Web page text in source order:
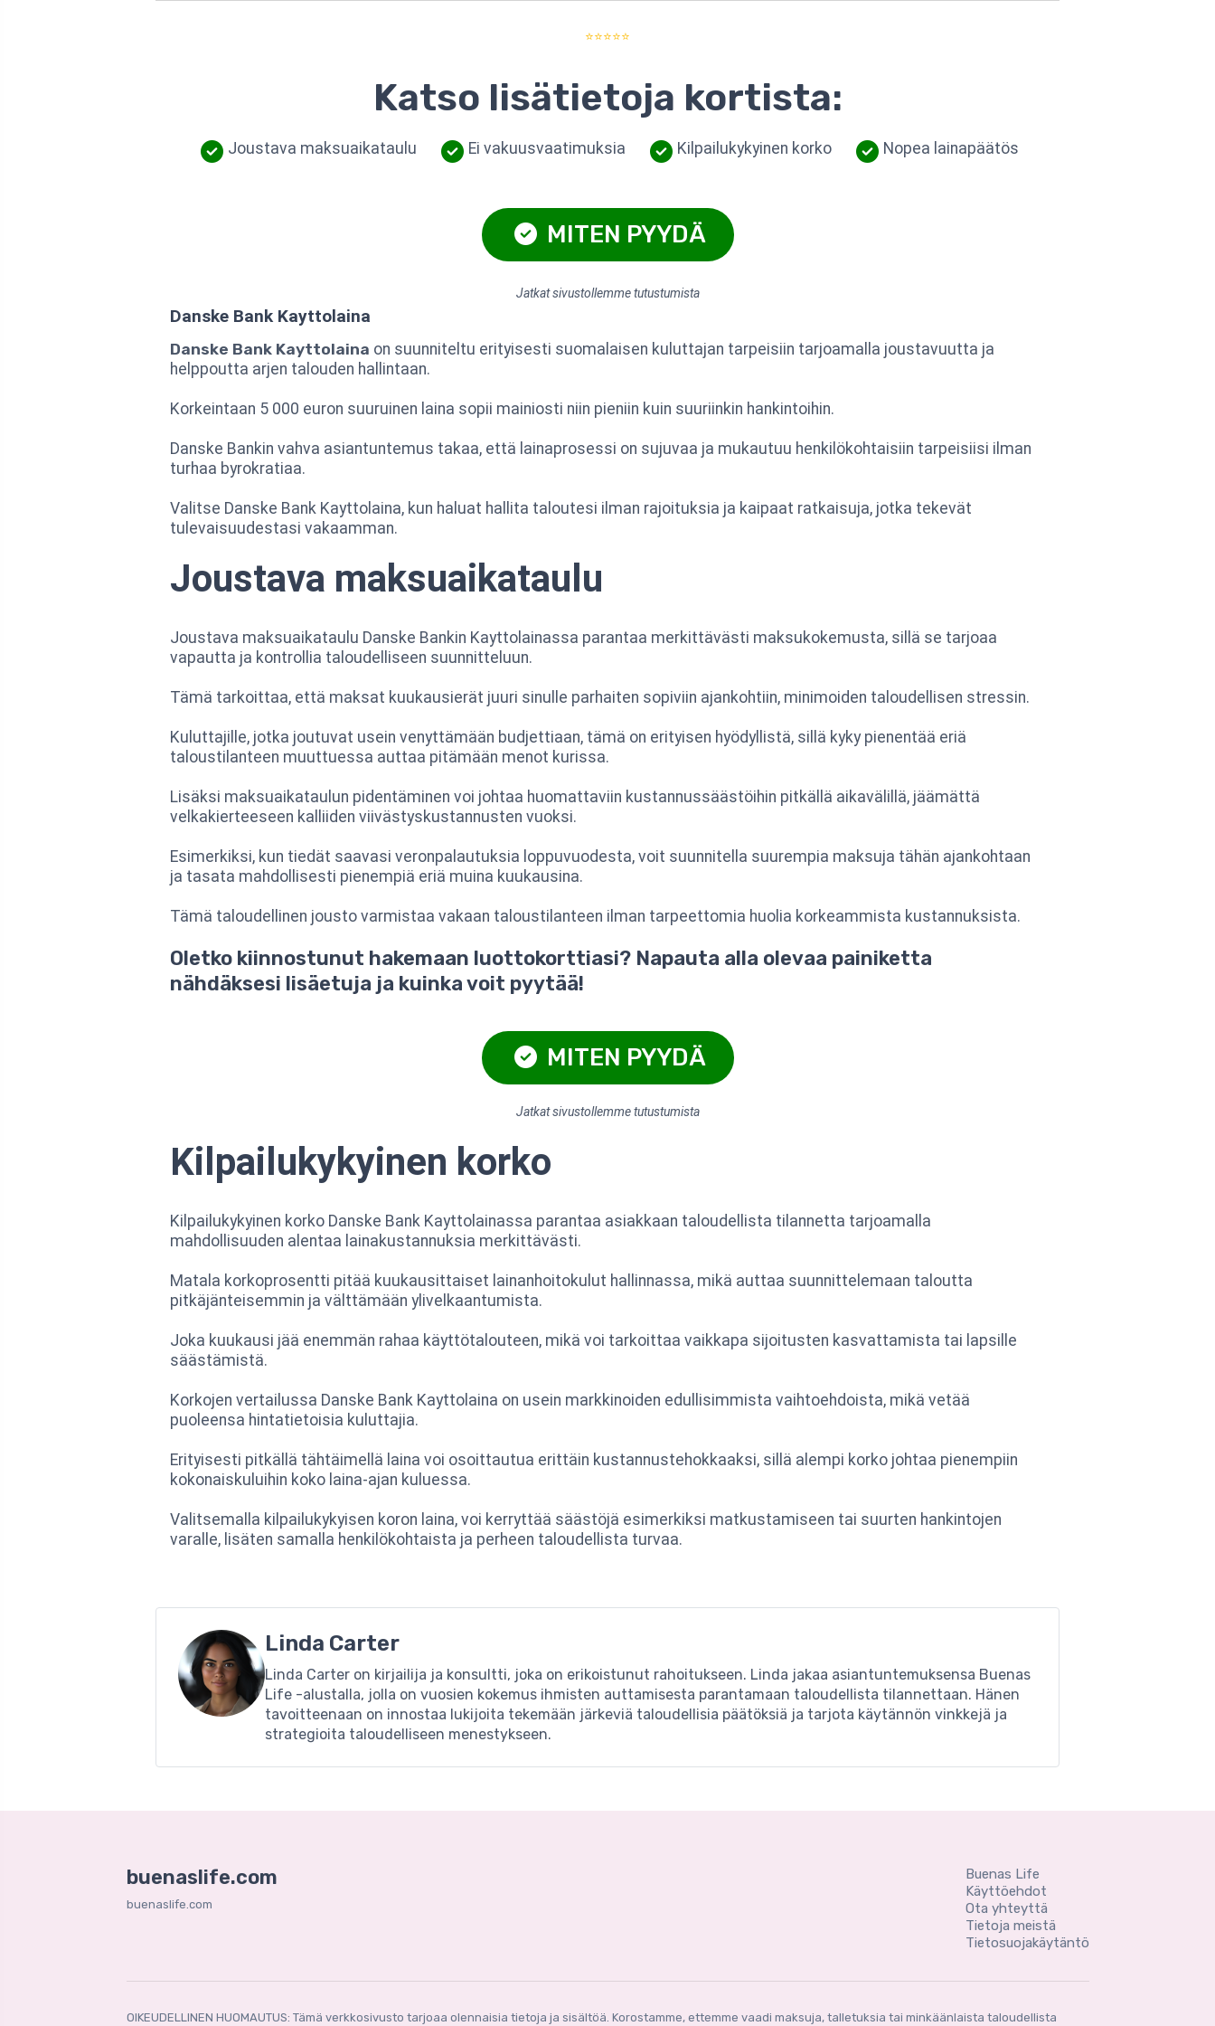
⭐⭐⭐⭐⭐
Katso lisätietoja kortista:
Joustava maksuaikataulu Ei vakuusvaatimuksia Kilpailukykyinen korko Nopea lainapäätös
MITEN PYYDÄ
Jatkat sivustollemme tutustumista
Danske Bank Kayttolaina
Danske Bank Kayttolaina on suunniteltu erityisesti suomalaisen kuluttajan tarpeisiin tarjoamalla joustavuutta ja
helppoutta arjen talouden hallintaan.
Korkeintaan 5 000 euron suuruinen laina sopii mainiosti niin pieniin kuin suuriinkin hankintoihin.
Danske Bankin vahva asiantuntemus takaa, että lainaprosessi on sujuvaa ja mukautuu henkilökohtaisiin tarpeisiisi ilman
turhaa byrokratiaa.
Valitse Danske Bank Kayttolaina, kun haluat hallita taloutesi ilman rajoituksia ja kaipaat ratkaisuja, jotka tekevät
tulevaisuudestasi vakaamman.
Joustava maksuaikataulu
Joustava maksuaikataulu Danske Bankin Kayttolainassa parantaa merkittävästi maksukokemusta, sillä se tarjoaa
vapautta ja kontrollia taloudelliseen suunnitteluun.
Tämä tarkoittaa, että maksat kuukausierät juuri sinulle parhaiten sopiviin ajankohtiin, minimoiden taloudellisen stressin.
Kuluttajille, jotka joutuvat usein venyttämään budjettiaan, tämä on erityisen hyödyllistä, sillä kyky pienentää eriä
taloustilanteen muuttuessa auttaa pitämään menot kurissa.
Lisäksi maksuaikataulun pidentäminen voi johtaa huomattaviin kustannussäästöihin pitkällä aikavälillä, jäämättä
velkakierteeseen kalliiden viivästyskustannusten vuoksi.
Esimerkiksi, kun tiedät saavasi veronpalautuksia loppuvuodesta, voit suunnitella suurempia maksuja tähän ajankohtaan
ja tasata mahdollisesti pienempiä eriä muina kuukausina.
Tämä taloudellinen jousto varmistaa vakaan taloustilanteen ilman tarpeettomia huolia korkeammista kustannuksista.
Oletko kiinnostunut hakemaan luottokorttiasi? Napauta alla olevaa painiketta
nähdäksesi lisäetuja ja kuinka voit pyytää!
MITEN PYYDÄ
Jatkat sivustollemme tutustumista
Kilpailukykyinen korko
Kilpailukykyinen korko Danske Bank Kayttolainassa parantaa asiakkaan taloudellista tilannetta tarjoamalla
mahdollisuuden alentaa lainakustannuksia merkittävästi.
Matala korkoprosentti pitää kuukausittaiset lainanhoitokulut hallinnassa, mikä auttaa suunnittelemaan taloutta
pitkäjänteisemmin ja välttämään ylivelkaantumista.
Joka kuukausi jää enemmän rahaa käyttötalouteen, mikä voi tarkoittaa vaikkapa sijoitusten kasvattamista tai lapsille
säästämistä.
Korkojen vertailussa Danske Bank Kayttolaina on usein markkinoiden edullisimmista vaihtoehdoista, mikä vetää
puoleensa hintatietoisia kuluttajia.
Erityisesti pitkällä tähtäimellä laina voi osoittautua erittäin kustannustehokkaaksi, sillä alempi korko johtaa pienempiin
kokonaiskuluihin koko laina-ajan kuluessa.
Valitsemalla kilpailukykyisen koron laina, voi kerryttää säästöjä esimerkiksi matkustamiseen tai suurten hankintojen
varalle, lisäten samalla henkilökohtaista ja perheen taloudellista turvaa.
Linda Carter
Linda Carter on kirjailija ja konsultti, joka on erikoistunut rahoitukseen. Linda jakaa asiantuntemuksensa Buenas
Life -alustalla, jolla on vuosien kokemus ihmisten auttamisesta parantamaan taloudellista tilannettaan. Hänen
tavoitteenaan on innostaa lukijoita tekemään järkeviä taloudellisia päätöksiä ja tarjota käytännön vinkkejä ja
strategioita taloudelliseen menestykseen.
buenaslife.com
buenaslife.com
Buenas Life
Käyttöehdot
Ota yhteyttä
Tietoja meistä
Tietosuojakäytäntö
OIKEUDELLINEN HUOMAUTUS: Tämä verkkosivusto tarjoaa olennaisia ​​tietoja ja sisältöä. Korostamme, ettemme vaadi maksuja, talletuksia tai minkäänlaista taloudellista